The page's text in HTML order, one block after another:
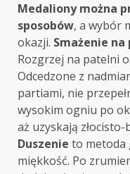
Medaliony można
sposobów, a wybór
okazji. Smażenie
Rozgrzej na patelni
Odcedzone z
partiami, nie
wysokim ogniu po
aż uzyskają
Duszenie to metoda
miękkość. Po